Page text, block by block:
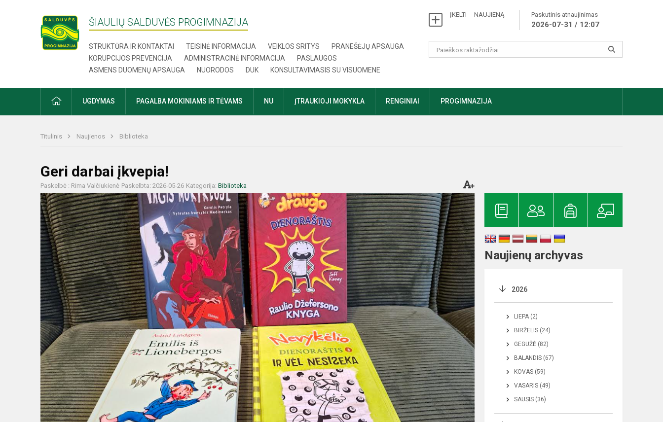
ŠIAULIŲ SALDUVĖS PROGIMNAZIJA
STRUKTŪRA IR KONTAKTAI TEISINĖ INFORMACIJA VEIKLOS SRITYS
PRANEŠĖJŲ APSAUGA
KORUPCIJOS PREVENCIJA
ADMINISTRACINĖ INFORMACIJA
PASLAUGOS
ASMENS DUOMENŲ APSAUGA
NUORODOS DUK KONSULTAVIMASIS SU VISUOMENE
ĮKELTI NAUJIENĄ Paskutinis atnaujinimas
2026-07-31 / 12:07
UGDYMAS PAGALBA MOKINIAMS IR TĖVAMS NU ĮTRAUKIOJI MOKYKLA RENGINIAI PROGIMNAZIJA
Titulinis Naujienos Biblioteka
Geri darbai įkvepia!
Paskelbė : Rima Valčiukienė Paskelbta: 2026-05-26 Kategorija: Biblioteka
Naujienų archyvas
2026
LIEPA (2)
BIRŽELIS (24)
GEGUŽĖ (82)
BALANDIS (67)
KOVAS (59)
VASARIS (49)
SAUSIS (36)